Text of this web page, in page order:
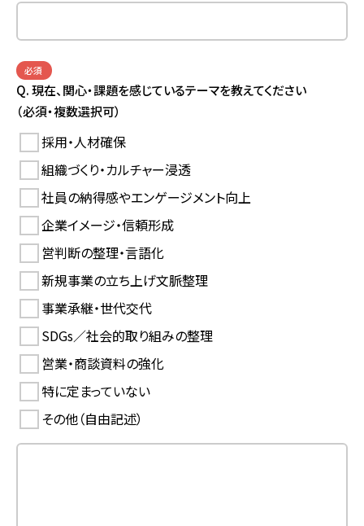
必須
Q. 現在、関心・課題を感じているテーマを教えてください
（必須・複数選択可）
採用・人材確保
組織づくり・カルチャー浸透
社員の納得感やエンゲージメント向上
企業イメージ・信頼形成
営判断の整理・言語化
新規事業の立ち上げ文脈整理
事業承継・世代交代
SDGs／社会的取り組みの整理
営業・商談資料の強化
特に定まっていない
その他（自由記述）